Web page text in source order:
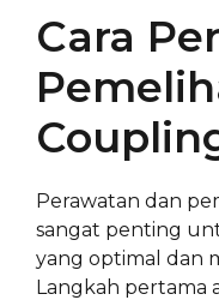
Cara
Perawatan dan
sangat penting
yang optimal dan
Langkah pertama